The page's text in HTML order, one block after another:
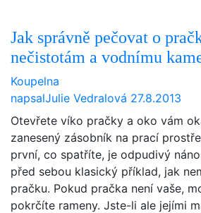
Jak správně pečovat o
nečistotám a vodnímu
Koupelna
napsalJulie Vedralová 27.8.2013
Otevřete víko pračky a oko vám
zanesený zásobník na prací
první, co spatříte, je odpudivý
před sebou klasický příklad, jak
pračku. Pokud pračka není vaše,
pokrčíte rameny. Jste-li ale jejími